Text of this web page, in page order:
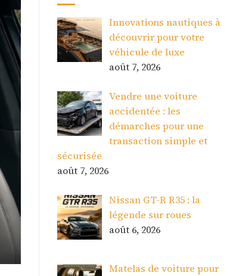
Innovations nautiques à
découvrir pour votre
véhicule de luxe
août 7, 2026
Vendre une voiture
accidentée : les
démarches pour une
transaction simple et
sécurisée
août 7, 2026
Nissan GT-R R35 : la
légende sur roues
août 6, 2026
Matelas de voiture pour